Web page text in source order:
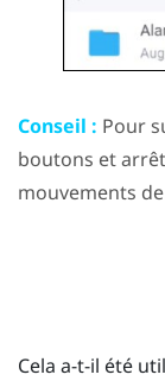
Conseil : Pour
boutons et
mouvements
Cela a-t-il été